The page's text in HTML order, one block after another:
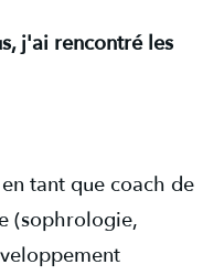
j'ai rencontré les
tant que coach de
(sophrologie,